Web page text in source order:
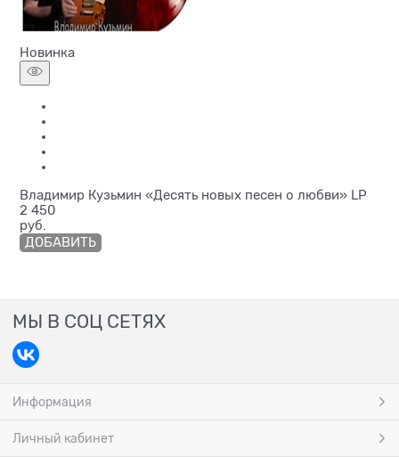
Новинка
Владимир Кузьмин «Десять новых песен о любви» LP
2 450
руб.
ДОБАВИТЬ
МЫ В СОЦ СЕТЯХ
Информация
Личный кабинет